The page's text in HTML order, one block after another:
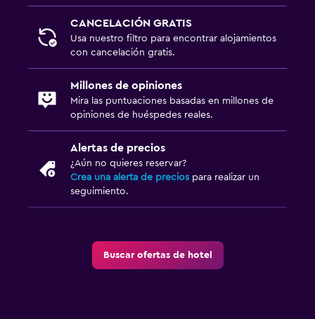
Toallas para piscina
Piscina con vista
Aire libre
Sillas de playa
Chimenea exterior
Área de picnic
CANCELACIÓN GRATIS
Usa nuestro filtro para encontrar alojamientos
con cancelación gratis.
Millones de opiniones
Mira las puntuaciones basadas en millones de
opiniones de huéspedes reales.
Alertas de precios
¿Aún no quieres reservar?
Crea una alerta de precios para realizar un
seguimiento.
Buscar ofertas de hotel